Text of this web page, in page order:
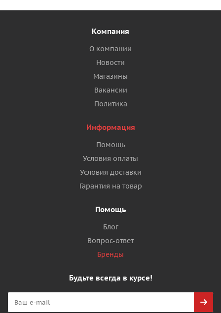
Компания
О компании
Новости
Магазины
Вакансии
Политика
Информация
Помощь
Условия оплаты
Условия доставки
Гарантия на товар
Помощь
Блог
Вопрос-ответ
Бренды
Будьте всегда в курсе!